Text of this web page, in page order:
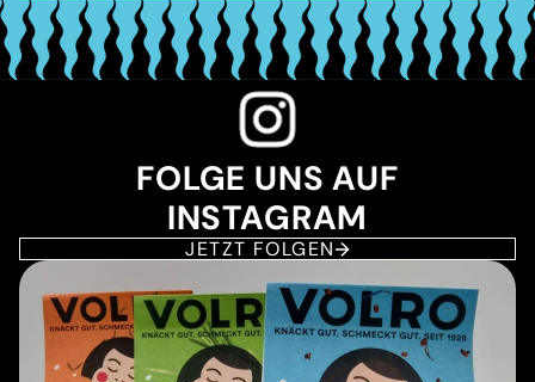
FOLGE UNS AUF
INSTAGRAM
JETZT FOLGEN